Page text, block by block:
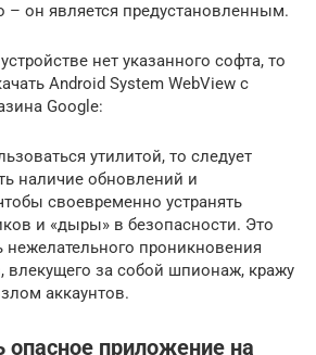
– он является предустановленным.
нет указанного софта, то
Android System WebView с
Google:
утилитой, то следует
наличие обновлений и
своевременно устранять
и «дыры» в безопасности. Это
нежелательного проникновения
за собой шпионаж, кражу
аккаунтов.
опасное приложение на